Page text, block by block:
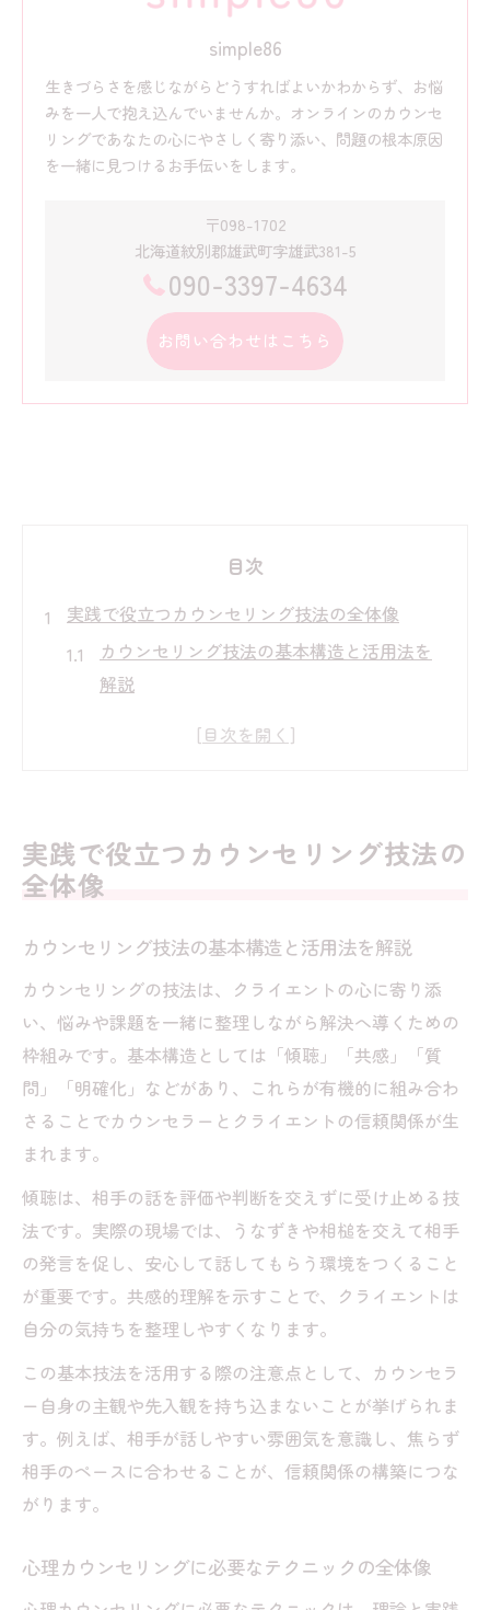
simple86
生きづらさを感じながらどうすればよいかわからず、お悩
みを一人で抱え込んでいませんか。オンラインのカウンセ
リングであなたの心にやさしく寄り添い、問題の根本原因
を一緒に見つけるお手伝いをします。
〒098-1702
北海道紋別郡雄武町字雄武381-5
090-3397-4634
お問い合わせはこちら
目次
実践で役立つカウンセリング技法の全体像
カウンセリング技法の基本構造と活用法を
解説
心理カウンセリングに必要なテクニックの
カウンセリング技法5つの特徴と比較ポイン
ト
び方
カウンセリング基本姿勢から学ぶ対話スキル向
上
カウンセリングの4つの基本姿勢を実践に活
かす
カウンセリングで役立つ傾聴と共感のコツ
明確化を意識したカウンセリングの会話例
ロジャース理論を現場のカウンセリングで活か
す
カウンセリング技法ロジャース理論の応用
化
ロジャース三原則とカウンセリング実践例
実践で役立つカウンセリング技法の
全体像
カウンセリング技法の基本構造と活用法を解説
カウンセリングの技法は、クライエントの心に寄り添
い、悩みや課題を一緒に整理しながら解決へ導くための
枠組みです。基本構造としては「傾聴」「共感」「質
問」「明確化」などがあり、これらが有機的に組み合わ
さることでカウンセラーとクライエントの信頼関係が生
まれます。
傾聴は、相手の話を評価や判断を交えずに受け止める技
法です。実際の現場では、うなずきや相槌を交えて相手
の発言を促し、安心して話してもらう環境をつくること
が重要です。共感的理解を示すことで、クライエントは
自分の気持ちを整理しやすくなります。
この基本技法を活用する際の注意点として、カウンセラ
ー自身の主観や先入観を持ち込まないことが挙げられま
す。例えば、相手が話しやすい雰囲気を意識し、焦らず
相手のペースに合わせることが、信頼関係の構築につな
がります。
心理カウンセリングに必要なテクニックの全体像